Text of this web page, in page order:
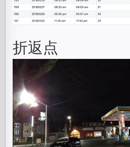
折返点